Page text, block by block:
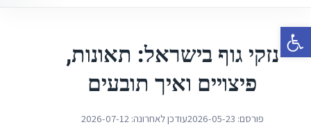
פתח סרגל נגישות
נזקי גוף בישראל: תאונות,
פיצויים ואיך תובעים
פורסם: 2026-05-23עודכן לאחרונה:2026-07-12